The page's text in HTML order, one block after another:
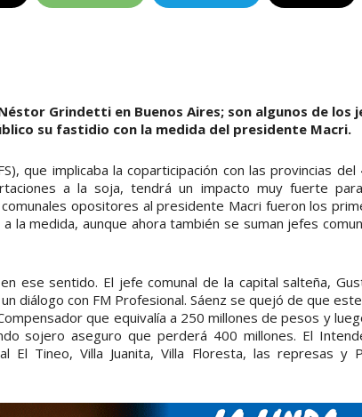
Grindetti en Buenos Aires; son algunos de los
su fastidio con la medida del presidente Macri.
que implicaba la coparticipación con las provincias del
a la soja, tendrá un impacto muy fuerte
opositores al presidente Macri fueron los
medida, aunque ahora también se suman jefes
ese sentido. El jefe comunal de la capital salteña,
diálogo con FM Profesional. Sáenz se quejó de que
que equivalía a 250 millones de pesos y
sojero aseguro que perderá 400 millones. El
El Tineo, Villa Juanita, Villa Floresta, las represas y